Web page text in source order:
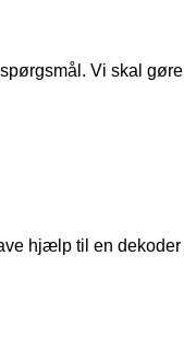
Vi skal
hjælp til en